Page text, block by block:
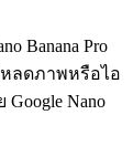
Banana Pro
หลดภาพหรือไอ
Nano